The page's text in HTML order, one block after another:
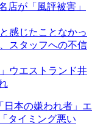
店が「風評被害」
感じたことなかっ
スタッフへの不信
ウエストランド井
日本の嫌われ者」エ
タイミング悪い